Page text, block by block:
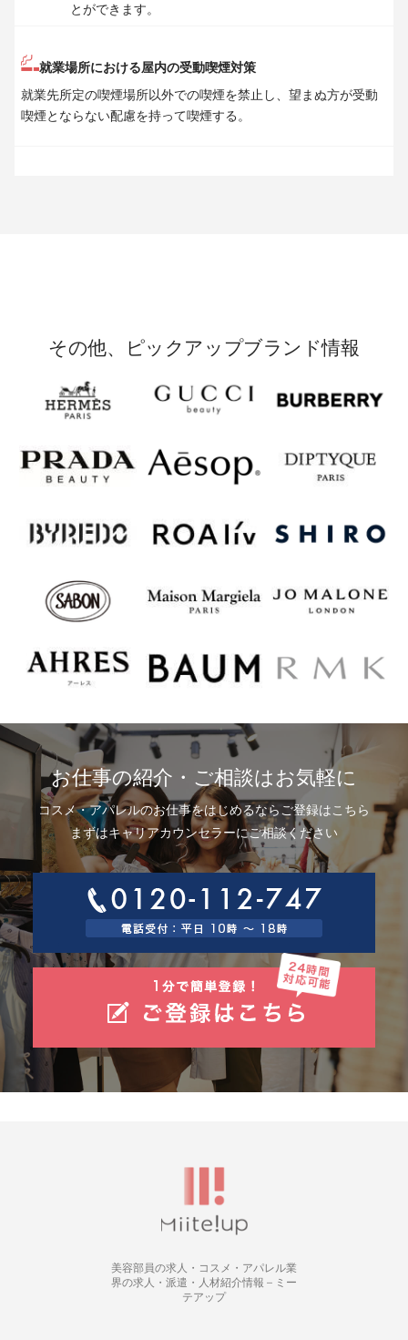
とができます。
就業場所における屋内の受動喫煙対策
就業先所定の喫煙場所以外での喫煙を禁止し、望まぬ方が受動
喫煙とならない配慮を持って喫煙する。
その他、ピックアップブランド情報
お仕事の紹介・ご相談はお気軽に
コスメ・アパレルのお仕事をはじめるならご登録はこちら
まずはキャリアカウンセラーにご相談ください
美容部員の求人・コスメ・アパレル業
界の求人・派遣・人材紹介情報 – ミー
テアップ